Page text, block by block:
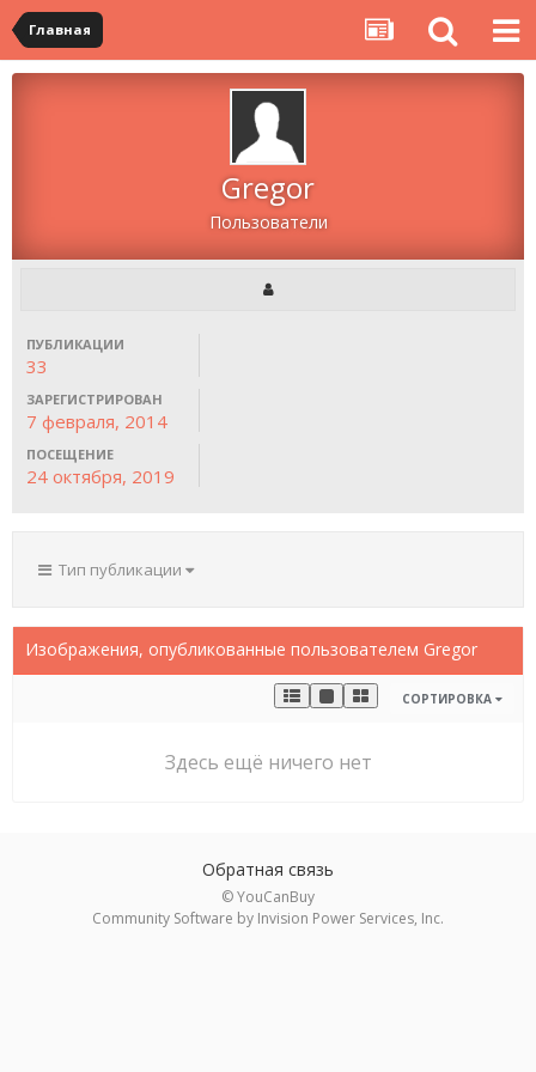
Главная
Gregor
Пользователи
ПУБЛИКАЦИИ
33
ЗАРЕГИСТРИРОВАН
7 февраля, 2014
ПОСЕЩЕНИЕ
24 октября, 2019
Тип публикации
Изображения, опубликованные пользователем Gregor
СОРТИРОВКА
Здесь ещё ничего нет
Обратная связь
© YouCanBuy
Community Software by Invision Power Services, Inc.